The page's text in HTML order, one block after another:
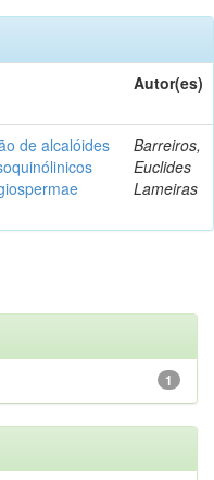
Autor(es)
de alcalóides
Barreiros,
Euclides
Lameiras
1